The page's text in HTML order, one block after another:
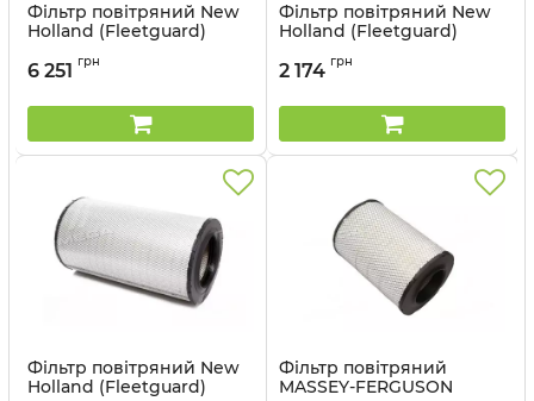
Фільтр повітряний New
Holland (Fleetguard)
Артикул:
6 251 грн
Фільтр повітряний New
Holland (Fleetguard)
Артикул:
2 174 грн
Фільтр повітряний New
Holland (Fleetguard)
Фільтр повітряний
MASSEY-FERGUSON